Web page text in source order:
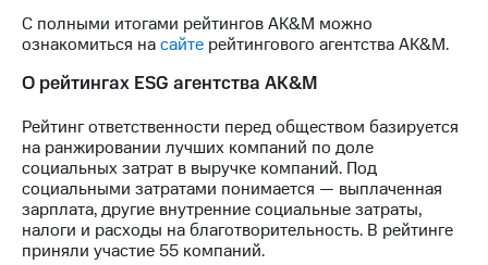
С полными итогами рейтингов AK&M можно
ознакомиться насайте рейтингового агентства AK&M.
О рейтингах ESG агентства AK&M
Рейтинг ответственности перед обществом базируется
на ранжировании лучших компаний по доле
социальных затрат в выручке компаний. Под
социальными затратами понимается — выплаченная
зарплата, другие внутренние социальные затраты,
налоги и расходы на благотворительность. В рейтинге
приняли участие 55 компаний.